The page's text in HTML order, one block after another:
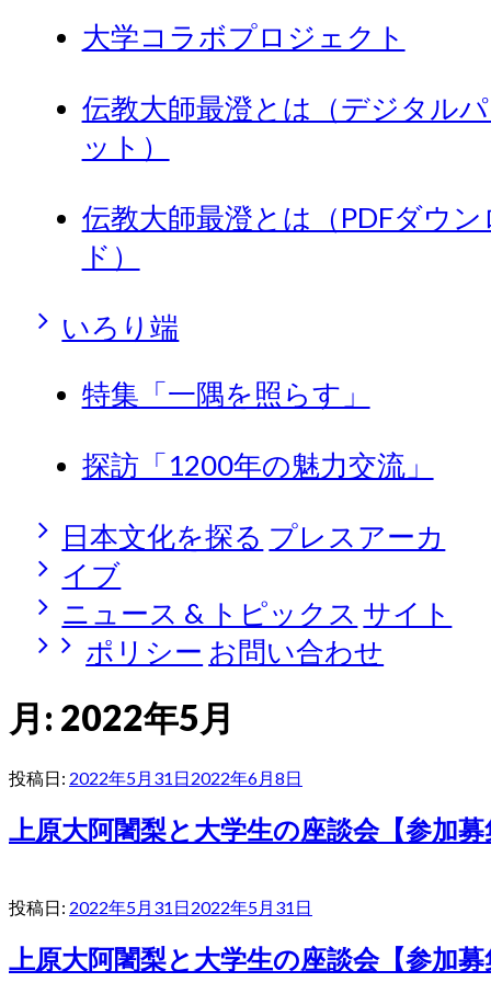
大学コラボプロジェクト
伝教大師最澄とは（デジタル
ット）
伝教大師最澄とは（PDFダウン
ド）
いろり端
特集「一隅を照らす」
探訪「1200年の魅力交流」
日本文化を探る プレスアーカ
イブ
ニュース & トピックス サイト
ポリシー お問い合わせ
月: 2022年5月
投稿日: 2022年5月31日2022年6月8日
上原大阿闍梨と大学生の座談会【参加募
投稿日: 2022年5月31日2022年5月31日
上原大阿闍梨と大学生の座談会【参加募